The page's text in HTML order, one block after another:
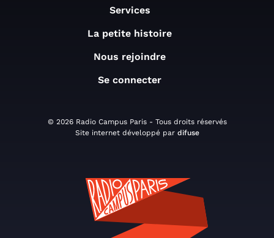
Services
La petite histoire
Nous rejoindre
Se connecter
© 2026 Radio Campus Paris - Tous droits réservés
Site internet développé par difuse